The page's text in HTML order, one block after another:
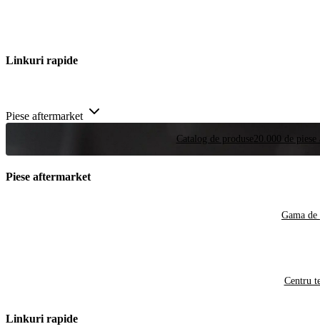
Linkuri rapide
Piese aftermarket
Catalog de produse 20.000 de
Piese aftermarket
Gama de
Centru
Linkuri rapide